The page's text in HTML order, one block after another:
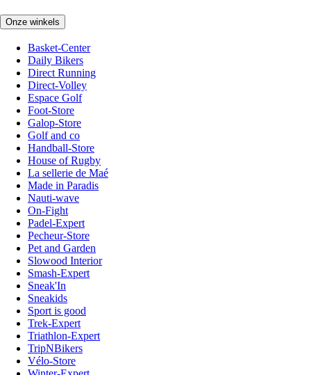
Onze winkels
Basket-Center
Daily Bikers
Direct Running
Direct-Volley
Espace Golf
Foot-Store
Galop-Store
Golf and co
Handball-Store
House of Rugby
La sellerie de Maé
Made in Paradis
Nauti-wave
On-Fight
Padel-Expert
Pecheur-Store
Pet and Garden
Slowood Interior
Smash-Expert
Sneak'In
Sneakids
Sport is good
Trek-Expert
Triathlon-Expert
TripNBikers
Vélo-Store